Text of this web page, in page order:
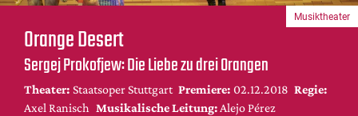
Festivals & Veranstaltungen
Menschen & Theater
Themen
Internationales
Nachrufe
Orange Desert
Sergej Prokofjew: Die Liebe zu drei Orangen
Theater: Staatsoper Stuttgart Premiere: 02.12.2018 Regie:
Axel Ranisch Musikalische Leitung: Alejo Pérez
Musiktheater